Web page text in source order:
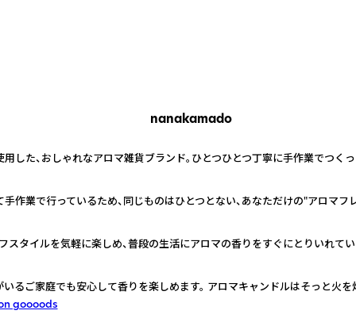
nanakamado
した、おしゃれなアロマ雑貨ブランド。ひとつひとつ丁寧に手作業でつく
作業で行っているため、同じものはひとつとない、あなただけの"アロマフ
タイルを気軽に楽しめ、普段の生活にアロマの香りをすぐにとりいれてい
るご家庭でも安心して香りを楽しめます。 アロマキャンドルはそっと火
goooods